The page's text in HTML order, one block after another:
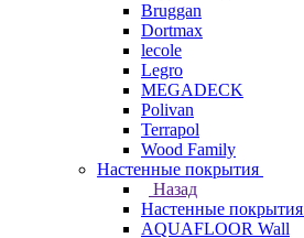
Bruggan
Dortmax
lecole
Legro
MEGADECK
Polivan
Terrapol
Wood Family
Настенные покрытия
Назад
Настенные покрытия
AQUAFLOOR Wall